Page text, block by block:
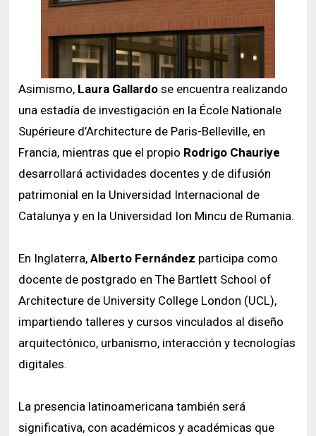
Asimismo, Laura Gallardo se encuentra realizando
una estadía de investigación en la École Nationale
Supérieure d’Architecture de Paris-Belleville, en
Francia, mientras que el propio Rodrigo Chauriye
desarrollará actividades docentes y de difusión
patrimonial en la Universidad Internacional de
Catalunya y en la Universidad Ion Mincu de Rumania.
En Inglaterra, Alberto Fernández participa como
docente de postgrado en The Bartlett School of
Architecture de University College London (UCL),
impartiendo talleres y cursos vinculados al diseño
arquitectónico, urbanismo, interacción y tecnologías
digitales.
La presencia latinoamericana también será
significativa, con académicos y académicas que